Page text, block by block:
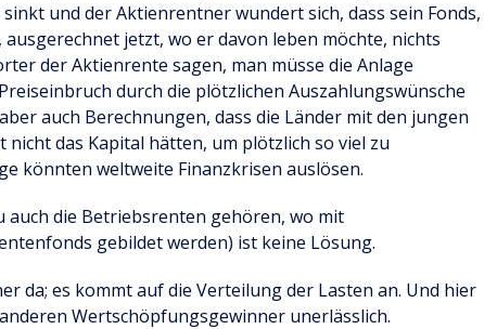
und der Aktienrentner wundert sich, dass sein Fonds,
jetzt, wo er davon leben möchte, nichts
der Aktienrente sagen, man müsse die Anlage
durch die plötzlichen Auszahlungswünsche
auch Berechnungen, dass die Länder mit den jungen
das Kapital hätten, um plötzlich so viel zu
könnten weltweite Finanzkrisen auslösen.
auch die Betriebsrenten gehören, wo mit
gebildet werden) ist keine Lösung.
da; es kommt auf die Verteilung der Lasten an. Und hier
Wertschöpfungsgewinner unerlässlich.